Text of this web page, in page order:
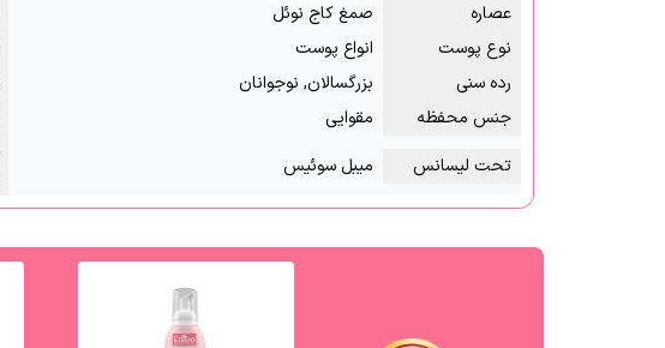
عصاره
صمغ کاج نوئل
نوع پوست
انواع پوست
رده سنی
بزرگسالان, نوجوانان
جنس محفظه
مقوایی
تحت لیسانس
میبل سوئیس